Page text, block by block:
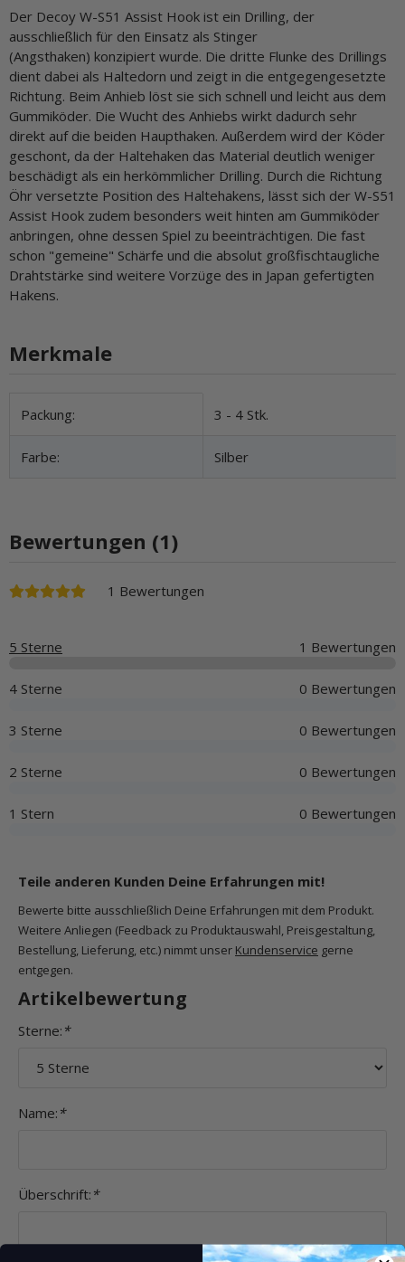
Der Decoy W-S51 Assist Hook ist ein Drilling, der
ausschließlich für den Einsatz als Stinger
(Angsthaken) konzipiert wurde. Die dritte Flunke des Drillings
dient dabei als Haltedorn und zeigt in die entgegengesetzte
Richtung. Beim Anhieb löst sie sich schnell und leicht aus dem
Gummiköder. Die Wucht des Anhiebs wirkt dadurch sehr
direkt auf die beiden Haupthaken. Außerdem wird der Köder
geschont, da der Haltehaken das Material deutlich weniger
beschädigt als ein herkömmlicher Drilling. Durch die Richtung
Öhr versetzte Position des Haltehakens, lässt sich der W-S51
Assist Hook zudem besonders weit hinten am Gummiköder
anbringen, ohne dessen Spiel zu beeinträchtigen. Die fast
schon "gemeine" Schärfe und die absolut großfischtaugliche
Drahtstärke sind weitere Vorzüge des in Japan gefertigten
Hakens.
Merkmale
Produkteigenschaft
Wert
Packung: 3 - 4 Stk.
Farbe: Silber
Bewertungen (1)
1 Bewertungen
5 Sterne 1 Bewertungen
4 Sterne 0 Bewertungen
3 Sterne 0 Bewertungen
2 Sterne 0 Bewertungen
1 Stern 0 Bewertungen
Teile anderen Kunden Deine Erfahrungen mit!
Bewerte bitte ausschließlich Deine Erfahrungen mit dem Produkt.
Weitere Anliegen (Feedback zu Produktauswahl, Preisgestaltung,
Bestellung, Lieferung, etc.) nimmt unser Kundenservice gerne
entgegen.
Artikelbewertung
Sterne: *
Name: *
Überschrift: *